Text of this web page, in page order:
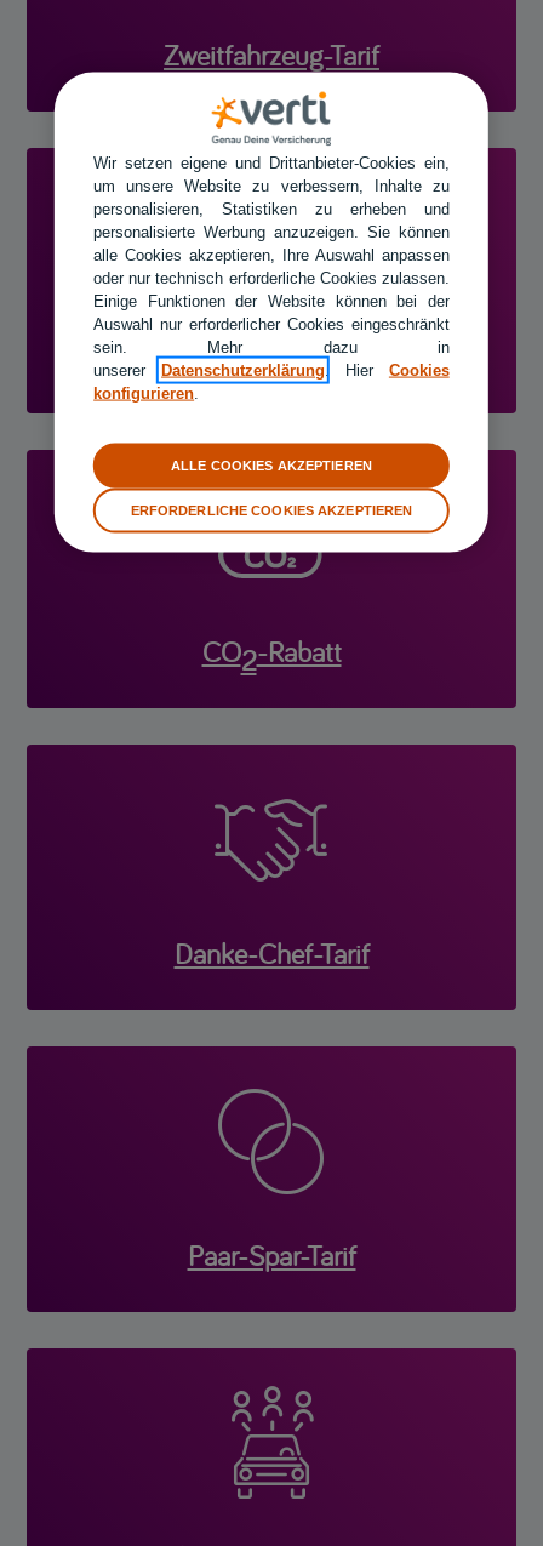
Zweitfahrzeug-Tarif

Ausländische Vorversicherung
CO2-Rabatt

Danke-Chef-Tarif

Paar-Spar-Tarif

Wir setzen eigene und Drittanbieter-Cookies ein,
um unsere Website zu verbessern, Inhalte zu
personalisieren, Statistiken zu erheben und
personalisierte Werbung anzuzeigen. Sie können
alle Cookies akzeptieren, Ihre Auswahl anpassen
oder nur technisch erforderliche Cookies zulassen.
Einige Funktionen der Website können bei der
Auswahl nur erforderlicher Cookies eingeschränkt
sein. Mehr dazu in
unserer
Datenschutzerklärung . Hier Cookies
konfigurieren
ERFORDERLICHE COOKIES AKZEPTIEREN
ALLE COOKIES AKZEPTIEREN